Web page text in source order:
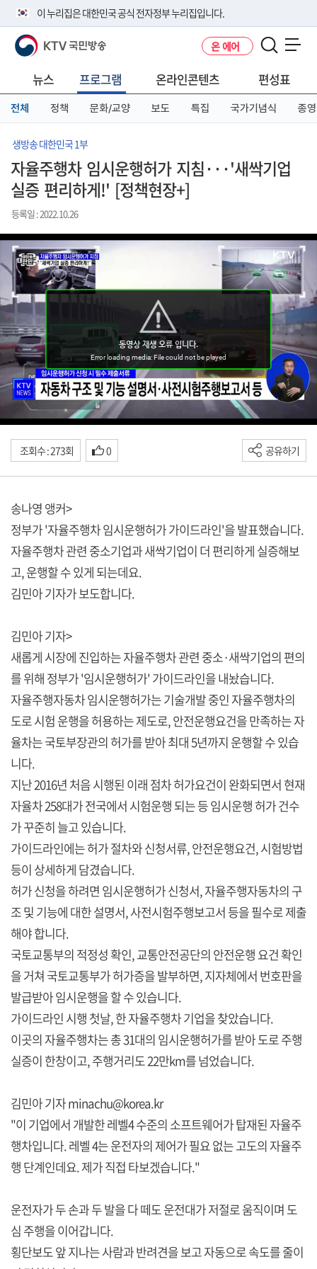
이 누리집은 대한민국 공식 전자정부 누리집입니다.
공식 누리집 주소 확인하기
니다.
이밖에 or.kr 또는 .kr등 다른 도메인 주소를 사용하고 있다면 아래 URL에
서 도메인 주소를 확인해 보세요
KTV 국민방송 온 에어
뉴스 프로그램 온라인콘텐츠 편성표
전체 정책 문화/교양 보도 특집 국가기념식 종영
생방송 대한민국 1부
자율주행차 임시운행허가 지침···'새싹기업
실증 편리하게!' [정책현장+]
등록일 : 2022.10.26
조회수 : 273회 0 공유하기
송나영 앵커>
정부가 '자율주행차 임시운행허가 가이드라인'을 발표했습니다.
자율주행차 관련 중소기업과 새싹기업이 더 편리하게 실증해보
고, 운행할 수 있게 되는데요.
김민아 기자가 보도합니다.
김민아 기자>
새롭게 시장에 진입하는 자율주행차 관련 중소·새싹기업의 편의
를 위해 정부가 '임시운행허가' 가이드라인을 내놨습니다.
자율주행자동차 임시운행허가는 기술개발 중인 자율주행차의
도로 시험 운행을 허용하는 제도로, 안전운행요건을 만족하는 자
율차는 국토부장관의 허가를 받아 최대 5년까지 운행할 수 있습
니다.
지난 2016년 처음 시행된 이래 점차 허가요건이 완화되면서 현재
자율차 258대가 전국에서 시험운행 되는 등 임시운행 허가 건수
가 꾸준히 늘고 있습니다.
가이드라인에는 허가 절차와 신청서류, 안전운행요건, 시험방법
등이 상세하게 담겼습니다.
허가 신청을 하려면 임시운행허가 신청서, 자율주행자동차의 구
조 및 기능에 대한 설명서, 사전시험주행보고서 등을 필수로 제출
해야 합니다.
국토교통부의 적정성 확인, 교통안전공단의 안전운행 요건 확인
을 거쳐 국토교통부가 허가증을 발부하면, 지자체에서 번호판을
발급받아 임시운행을 할 수 있습니다.
가이드라인 시행 첫날, 한 자율주행차 기업을 찾았습니다.
이곳의 자율주행차는 총 31대의 임시운행허가를 받아 도로 주행
실증이 한창이고, 주행거리도 22만km를 넘었습니다.
김민아 기자 minachu@korea.kr
"이 기업에서 개발한 레벨4 수준의 소프트웨어가 탑재된 자율주
행차입니다. 레벨 4는 운전자의 제어가 필요 없는 고도의 자율주
행 단계인데요. 제가 직접 타보겠습니다."
운전자가 두 손과 두 발을 다 떼도 운전대가 저절로 움직이며 도
심 주행을 이어갑니다.
횡단보도 앞 지나는 사람과 반려견을 보고 자동으로 속도를 줄이